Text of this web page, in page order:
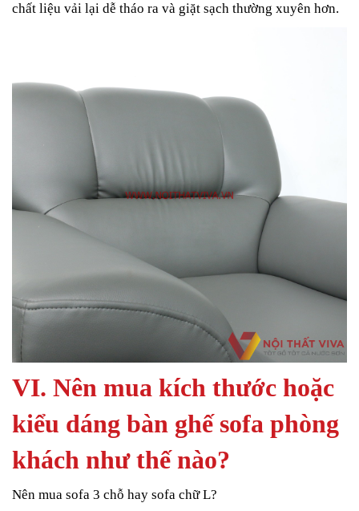
chất liệu vải lại dễ tháo ra và giặt sạch thường xuyên hơn.
VI. Nên mua kích thước hoặc
kiểu dáng bàn ghế sofa phòng
khách như thế nào?
Nên mua sofa 3 chỗ hay sofa chữ L?